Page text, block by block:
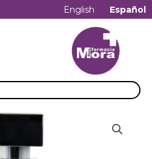
English Español